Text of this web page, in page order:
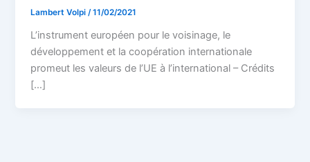
Lambert Volpi/11/02/2021
L’instrument européen pour le voisinage, le
développement et la coopération internationale
promeut les valeurs de l’UE à l’international – Crédits
[…]